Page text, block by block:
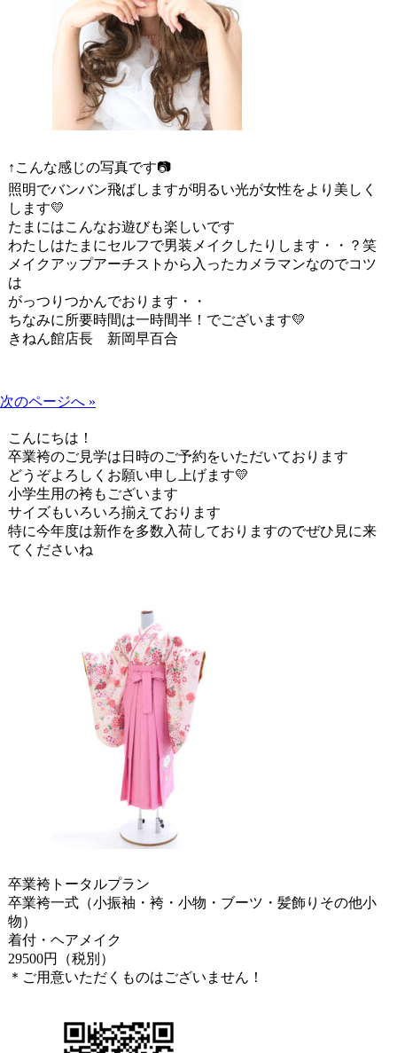
↑こんな感じの写真です📷
照明でバンバン飛ばしますが明るい光が女性をより美しく
します💛
たまにはこんなお遊びも楽しいです
わたしはたまにセルフで男装メイクしたりします・・？笑
メイクアップアーチストから入ったカメラマンなのでコツ
は
がっつりつかんでおります・・
ちなみに所要時間は一時間半！でございます💛
きねん館店長 新岡早百合
次のページへ »
こんにちは！
卒業袴のご見学は日時のご予約をいただいております
どうぞよろしくお願い申し上げます💛
小学生用の袴もございます
サイズもいろいろ揃えております
特に今年度は新作を多数入荷しておりますのでぜひ見に来
てくださいね
卒業袴トータルプラン
卒業袴一式（小振袖・袴・小物・ブーツ・髪飾りその他小
物）
着付・ヘアメイク
29500円（税別）
＊ご用意いただくものはございません！